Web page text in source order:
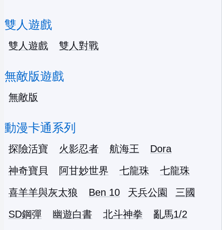
雙人遊戲
雙人遊戲 雙人對戰
無敵版遊戲
無敵版
動漫卡通系列
探險活寶 火影忍者 航海王
Dora
神奇寶貝
阿甘妙世界 七龍珠
七龍珠
喜羊羊與灰太狼
Ben 10 天兵公園
三國
SD鋼彈
幽遊白書 北斗神拳
亂馬1/2